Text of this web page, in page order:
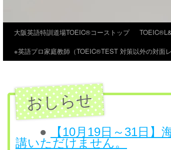
大阪英語特訓道場TOEIC®コーストップ
※英語プロ家庭教師（TOEIC®TEST 対策以外の対面
●
【10月19日～31日
講いただけません。